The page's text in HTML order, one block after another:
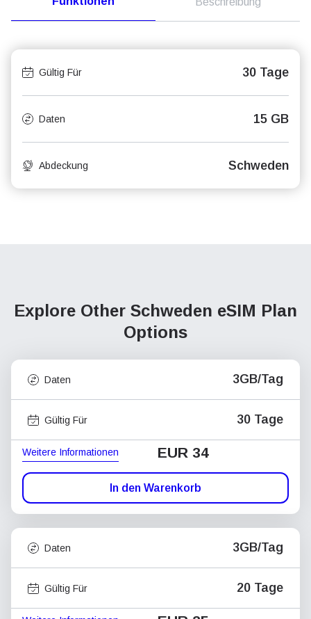
Gültig Für 30 Tage
Daten 15 GB
Abdeckung Schweden
Explore Other Schweden eSIM Plan
Options
Daten 3GB/Tag
Gültig Für 30 Tage
Weitere Informationen EUR 34
In den Warenkorb
Daten 3GB/Tag
Gültig Für 20 Tage